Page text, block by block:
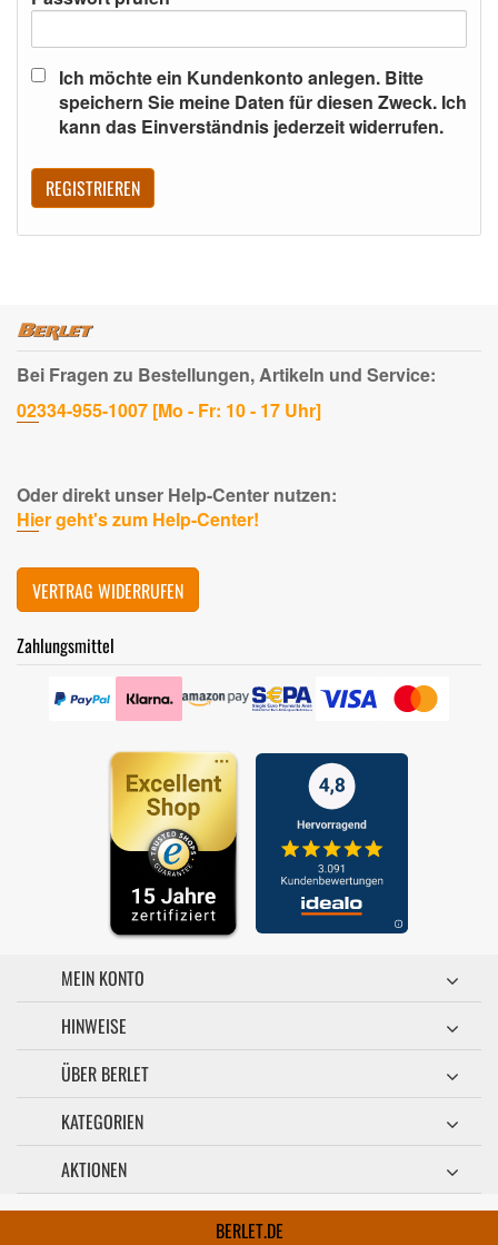
Ich möchte ein Kundenkonto anlegen. Bitte
speichern Sie meine Daten für diesen Zweck. Ich
kann das Einverständnis jederzeit widerrufen.
REGISTRIEREN
Bei Fragen zu Bestellungen, Artikeln und Service:
02334-955-1007 [Mo - Fr: 10 - 17 Uhr]
Oder direkt unser Help-Center nutzen:
Hier geht's zum Help-Center!
VERTRAG WIDERRUFEN
Zahlungsmittel
MEIN KONTO
HINWEISE
ÜBER BERLET
KATEGORIEN
AKTIONEN
BERLET.DE